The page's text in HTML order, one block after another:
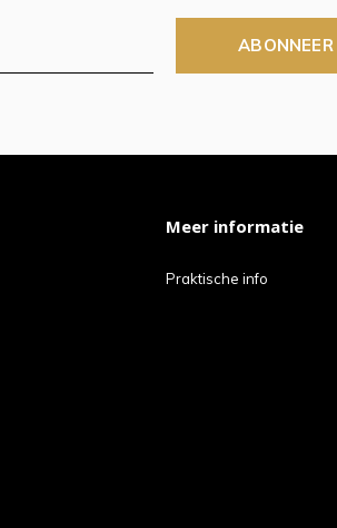
ABONNEER
Meer informatie
Praktische info